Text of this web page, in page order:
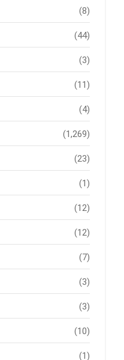
(8)
(44)
(3)
(11)
(4)
(1,269)
(23)
(1)
(12)
(12)
(7)
(3)
(3)
(10)
(1)